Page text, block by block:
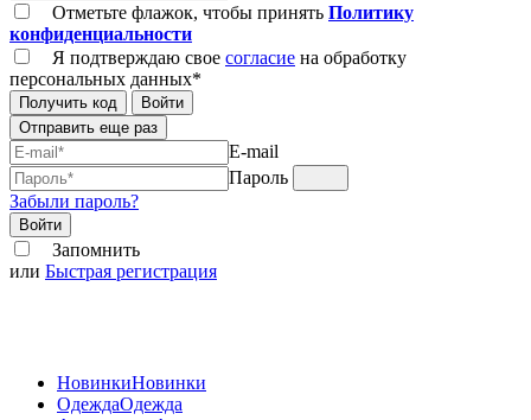
Отметьте флажок, чтобы принять Политику
конфиденциальности
Я подтверждаю свое согласие на обработку
персональных данных*
Получить код
Войти
Отправить еще раз
E-mail
Пароль
Забыли пароль?
Войти
Запомнить
или Быстрая регистрация
НовинкиНовинки
ОдеждаОдежда